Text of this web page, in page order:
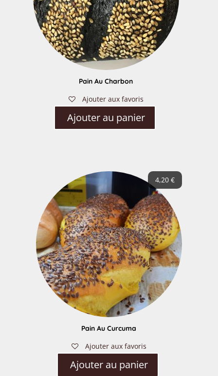
Pain Au Charbon
Ajouter aux favoris
Ajouter au panier
Pain Au Curcuma
4,20 €
Ajouter aux favoris
Ajouter au panier